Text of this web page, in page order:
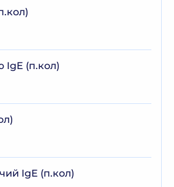
IgE (п.кол)
IgE (п.кол)